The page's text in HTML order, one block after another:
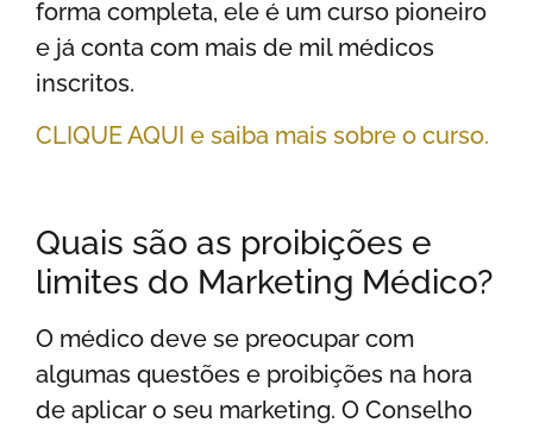
forma completa, ele é um curso pioneiro
e já conta com mais de mil médicos
inscritos.
CLIQUE AQUI e saiba mais sobre o curso.
Quais são as proibições e
limites do Marketing Médico?
O médico deve se preocupar com
algumas questões e proibições na hora
de aplicar o seu marketing. O Conselho